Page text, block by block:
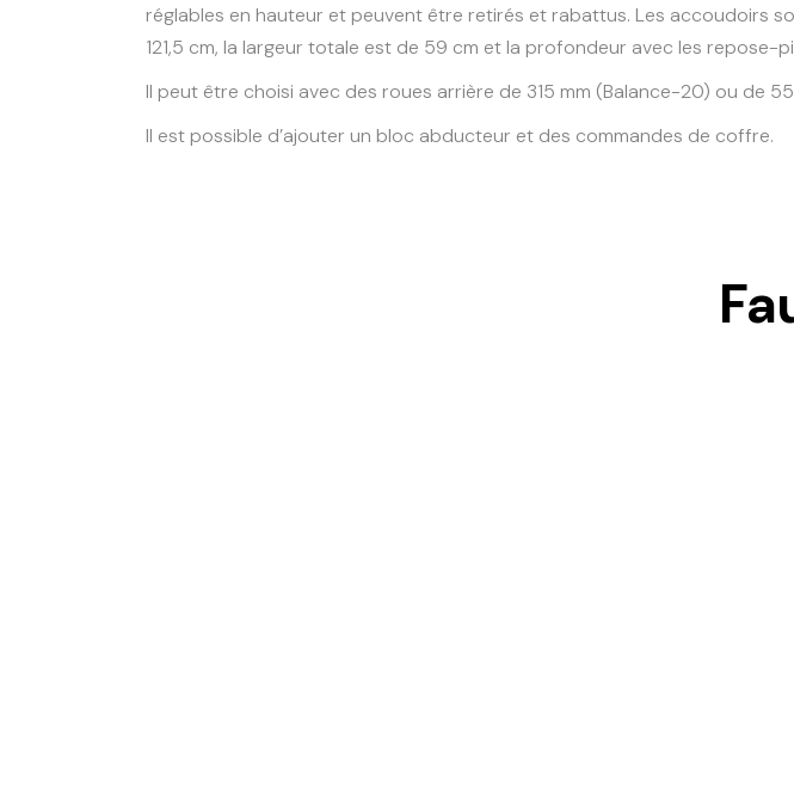
réglables en hauteur et peuvent être retirés et rabattus. Les accoudoirs
121,5 cm, la largeur totale est de 59 cm et la profondeur avec les repose-
Il peut être choisi avec des roues arrière de 315 mm (Balance-20) ou de
Il est possible d’ajouter un bloc abducteur et des commandes de coffre.